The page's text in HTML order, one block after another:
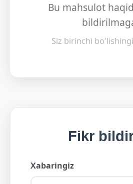
Bu mahsulot
Siz birinchi
Fikr
Xabaringiz